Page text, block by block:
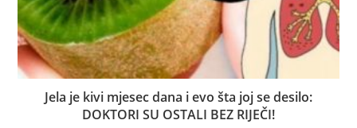
Jela je kivi mjesec dana i evo šta joj se desilo:
DOKTORI SU OSTALI BEZ RIJEČI!